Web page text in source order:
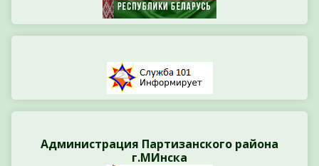
Администрация Партизанского района
г.МИнска